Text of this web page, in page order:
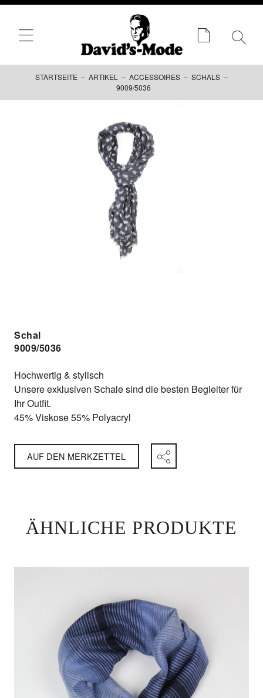
STARTSEITE – ARTIKEL – ACCESSOIRES – SCHALS –
9009/5036
Schal
9009/5036
Hochwertig & stylisch
Unsere exklusiven Schale sind die besten Begleiter für
Ihr Outfit.
45% Viskose 55% Polyacryl
AUF DEN MERKZETTEL
ÄHNLICHE PRODUKTE